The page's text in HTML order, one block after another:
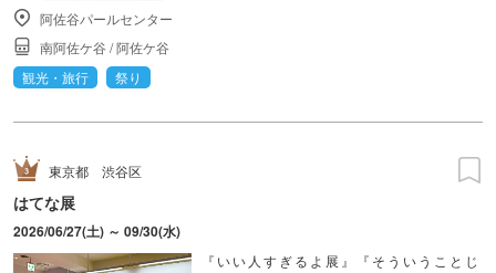
阿佐谷パールセンター
南阿佐ケ谷 /阿佐ケ谷
観光・旅行
祭り
東京都 渋谷区
はてな展
2026/06/27(土) ～ 09/30(水)
『いい人すぎるよ展』『そういうことじ